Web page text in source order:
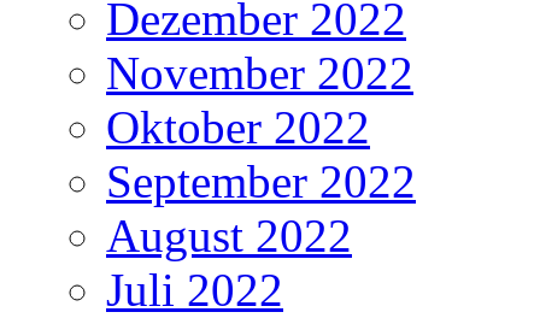
Dezember 2022
November 2022
Oktober 2022
September 2022
August 2022
Juli 2022